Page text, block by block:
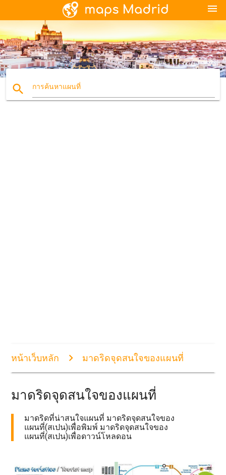
menu
search การค้นหาแผนที่
หน้าเว็บหลัก มาดริดจุดสนใจของแผนที่
มาดริดจุดสนใจของแผนที่
มาดริดที่น่าสนใจแผนที่ มาดริดจุดสนใจของ
แผนที่(สเปน)เพื่อพิมพ์ มาดริดจุดสนใจของ
แผนที่(สเปน)เพื่อดาวน์โหลดอน